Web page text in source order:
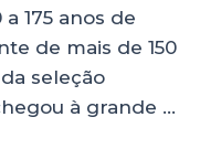
175 anos de
de mais de 150
seleção
à grande …